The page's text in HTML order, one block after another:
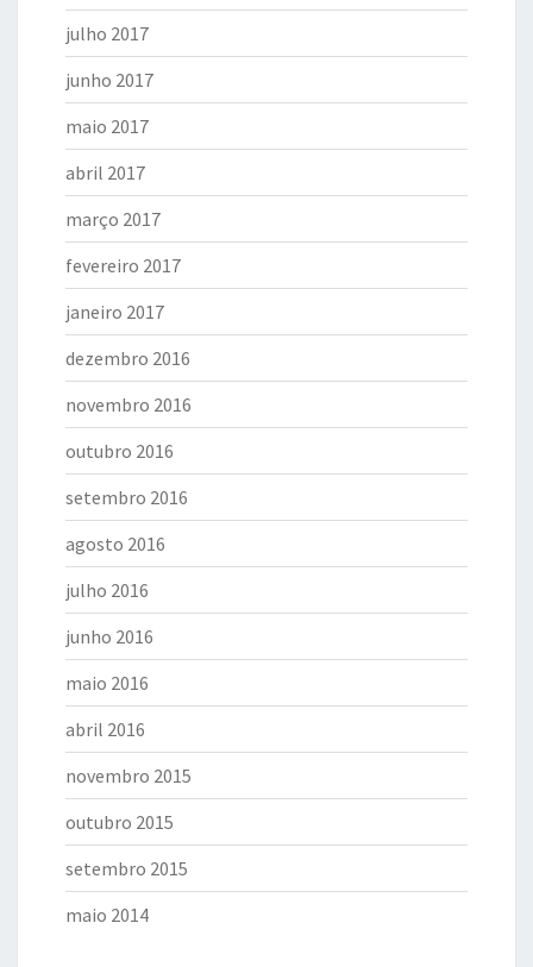
julho 2017
junho 2017
maio 2017
abril 2017
março 2017
fevereiro 2017
janeiro 2017
dezembro 2016
novembro 2016
outubro 2016
setembro 2016
agosto 2016
julho 2016
junho 2016
maio 2016
abril 2016
novembro 2015
outubro 2015
setembro 2015
maio 2014